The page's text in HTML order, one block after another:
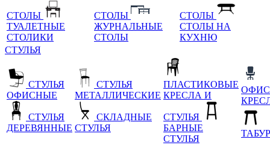
СТОЛЫ
ТУАЛЕТНЫЕ
СТОЛИКИ
СТОЛЫ
ЖУРНАЛЬНЫЕ
СТОЛЫ
СТОЛЫ
СТОЛЫ НА
КУХНЮ
СТУЛЬЯ
СТУЛЬЯ
ОФИСНЫЕ
СТУЛЬЯ
ДЕРЕВЯННЫЕ
СТУЛЬЯ
МЕТАЛЛИЧЕСКИЕ
СКЛАДНЫЕ
СТУЛЬЯ
ПЛАСТИКОВЫЕ
КРЕСЛА И
СТУЛЬЯ
БАРНЫЕ
СТУЛЬЯ